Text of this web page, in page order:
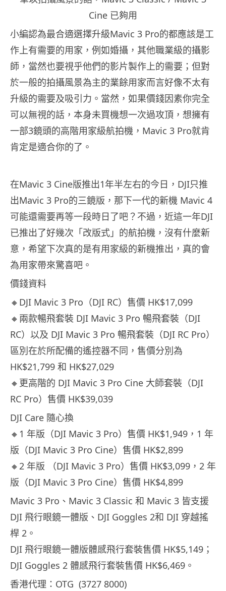
Cine 已夠用
小編認為最合適選擇升級Mavic 3 Pro的都應該是工
作上有需要的用家，例如婚攝，其他職業級的攝影
師，當然也要視乎他們的影片製作上的需要；但對
於一般的拍攝風景為主的業餘用家而言好像不太有
升級的需要及吸引力。當然，如果價錢因素你完全
可以無視的話，本身未買機想一次過攻頂，想擁有
一部3鏡頭的高階用家級航拍機，Mavic 3 Pro就肯
肯定是適合你的了。
在Mavic 3 Cine版推出1年半左右的今日，DJI只推
出Mavic 3 Pro的三鏡版，那下一代的新機 Mavic 4
可能還需要再等一段時日了吧？不過，近這一年DJI
已推出了好幾次「改版式」的航拍機，沒有什麼新
意，希望下次真的是有用家級的新機推出，真的會
為用家帶來驚喜吧。
價錢資料
🔸DJI Mavic 3 Pro（DJI RC）售價 HK$17,099
🔸兩款暢飛套裝 DJI Mavic 3 Pro 暢飛套裝（DJI
RC）以及 DJI Mavic 3 Pro 暢飛套裝（DJI RC Pro）
區別在於所配備的遙控器不同，售價分別為
HK$21,799 和 HK$27,029
🔸更高階的 DJI Mavic 3 Pro Cine 大師套裝（DJI
RC Pro）售價 HK$39,039
DJI Care 隨心換
🔸1 年版（DJI Mavic 3 Pro）售價 HK$1,949，1 年
版（DJI Mavic 3 Pro Cine）售價 HK$2,899
🔸2 年版 （DJI Mavic 3 Pro）售價 HK$3,099，2 年
版（DJI Mavic 3 Pro Cine）售價 HK$4,899
Mavic 3 Pro、Mavic 3 Classic 和 Mavic 3 皆支援
DJI 飛行眼鏡一體版、DJI Goggles 2和 DJI 穿越搖
桿 2。
DJI 飛行眼鏡一體版體感飛行套裝售價 HK$5,149；
DJI Goggles 2 體感飛行套裝售價 HK$6,469。
香港代理：OTG (3727 8000)